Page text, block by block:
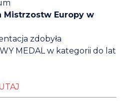
Mistrzostw Europy w
zdobyła
MEDAL w kategorii do lat